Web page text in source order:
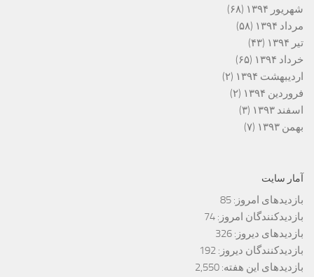
شهریور ۱۳۹۴
(۶۸)
مرداد ۱۳۹۴
(۵۸)
تیر ۱۳۹۴
(۴۳)
خرداد ۱۳۹۴
(۶۵)
اردیبهشت ۱۳۹۴
(۲)
فروردین ۱۳۹۴
(۲)
اسفند ۱۳۹۳
(۳)
بهمن ۱۳۹۳
(۷)
آمار سایت
بازدیدهای امروز: 85
بازدیدکنندگان امروز: 74
بازدیدهای دیروز: 326
بازدیدکنندگان دیروز: 192
بازدیدهای این هفته: 2,550